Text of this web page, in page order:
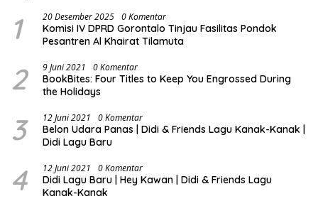
1 20 Desember 2025 0 Komentar
Komisi IV DPRD Gorontalo Tinjau Fasilitas Pondok
Pesantren Al Khairat Tilamuta
2 9 Juni 2021 0 Komentar
BookBites: Four Titles to Keep You Engrossed During
the Holidays
3 12 Juni 2021 0 Komentar
Belon Udara Panas | Didi & Friends Lagu Kanak-Kanak |
Didi Lagu Baru
4 12 Juni 2021 0 Komentar
Didi Lagu Baru | Hey Kawan | Didi & Friends Lagu
Kanak-Kanak